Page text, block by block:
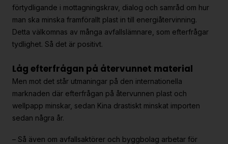
förtydligande i mottagningskrav, dialog och samråd om hur
man ska minska framförallt plast in till energiåtervinning.
Detta välkomnas av många avfallslämnare, som efterfrågar
tydlighet. Så det är positivt.
Låg efterfrågan på återvunnet material
Men mot det står utmaningar på den internationella
marknaden där efterfrågan på återvunnen plast och
wellpapp minskar, sedan Kina drastiskt minskat importen
sedan några år.
– Så även om avfallsaktörer och byggbolag arbetar för